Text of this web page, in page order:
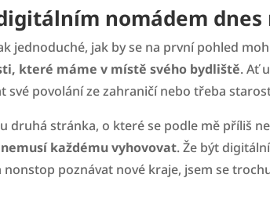
nomádem dnes
jednoduché, jak by se na první pohled
které máme v místě svého bydliště. Ať
své povolání ze zahraničí nebo třeba
druhá stránka, o které se podle mě příliš
každému vyhovovat. Že být
nonstop poznávat nové kraje, jsem se